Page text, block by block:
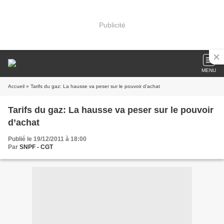
Publicité
MENU
Accueil » Tarifs du gaz: La hausse va peser sur le pouvoir d’achat
Tarifs du gaz: La hausse va peser sur le pouvoir
d’achat
Publié le 19/12/2011 à 18:00
Par SNPF - CGT